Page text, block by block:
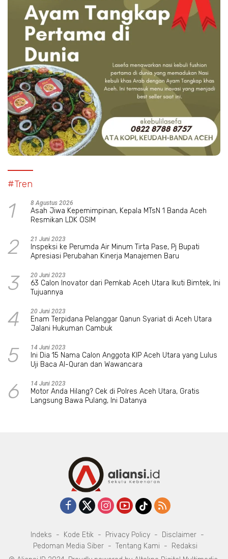
#Tren
1 8 Agustus 2026
Asah Jiwa Kepemimpinan, Kepala MTsN 1 Banda Aceh
Resmikan LDK OSIM
2 21 Juni 2023
Inspeksi ke Perumda Air Minum Tirta Pase, Pj Bupati
Apresiasi Perubahan Kinerja Manajemen Baru
3 20 Juni 2023
63 Calon Inovator dari Pemkab Aceh Utara Ikuti Bimtek, Ini
Tujuannya
4 20 Juni 2023
Enam Terpidana Pelanggar Qanun Syariat di Aceh Utara
Jalani Hukuman Cambuk
5 14 Juni 2023
Ini Dia 15 Nama Calon Anggota KIP Aceh Utara yang Lulus
Uji Baca Al-Quran dan Wawancara
6 14 Juni 2023
Motor Anda Hilang? Cek di Polres Aceh Utara, Gratis
Langsung Bawa Pulang, Ini Datanya
Indeks Kode Etik Privacy Policy
Disclaimer
Pedoman Media Siber
Tentang Kami
Redaksi